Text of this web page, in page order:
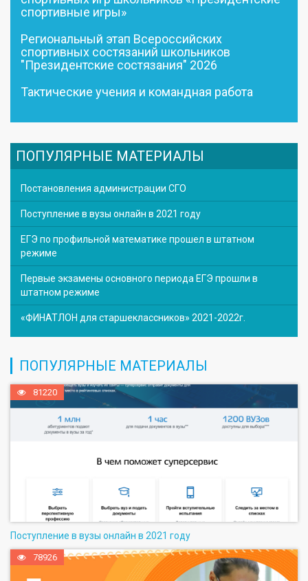
спортивные игры»
Региональный этап Всероссийских
спортивных состязаний школьников
"Президентские состязания" 2026
Тактические учения и командная работа
ПОПУЛЯРНЫЕ МАТЕРИАЛЫ
Постановления администрации СГО
Поступление в вузы онлайн в 2021 году
ЕГЭ по профильной математике прошел в штатном
режиме
Первые экзамены основного периода ЕГЭ прошли в
штатном режиме
«ФИНАТЛОН для старшеклассников» 2021-2022г.
ПОПУЛЯРНЫЕ МАТЕРИАЛЫ
81220
Поступление в вузы онлайн в 2021 году
78926